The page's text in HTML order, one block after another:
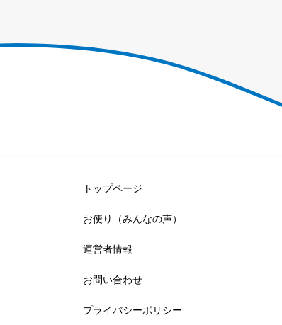
トップページ
お便り（みんなの声）
運営者情報
お問い合わせ
プライバシーポリシー